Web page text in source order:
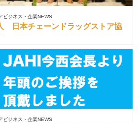
ビジネス・企業NEWS
日本チェーンドラッグストア協
ビジネス・企業NEWS